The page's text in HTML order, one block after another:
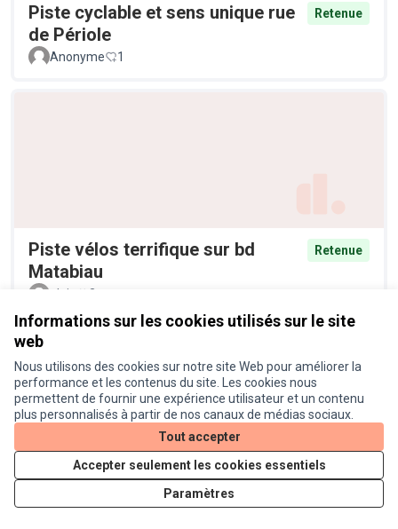
Informations sur les cookies utilisés sur le site
web
Nous utilisons des cookies sur notre site Web pour améliorer la
performance et les contenus du site. Les cookies nous
permettent de fournir une expérience utilisateur et un contenu
plus personnalisés à partir de nos canaux de médias sociaux.
Tout accepter
Accepter seulement les cookies essentiels
Paramètres
Piste cyclable et sens unique rue
de Périole
Retenue
Anonyme 1
Piste vélos terrifique sur bd
Matabiau
Retenue
alain 2
Plantation d'arbres et
diversification de la palette